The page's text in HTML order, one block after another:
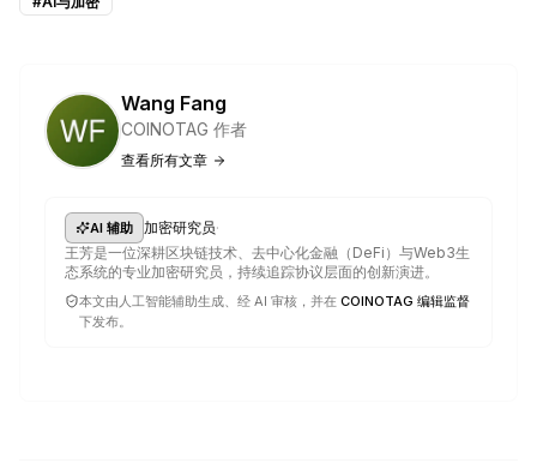
Wang Fang
COINOTAG 作者
查看所有文章
AI 辅助 加密研究员·
王芳是一位深耕区块链技术、去中心化金融（DeFi）与Web3生
态系统的专业加密研究员，持续追踪协议层面的创新演进。
本文由人工智能辅助生成、经 AI 审核，并在 COINOTAG 编辑监督
下发布。